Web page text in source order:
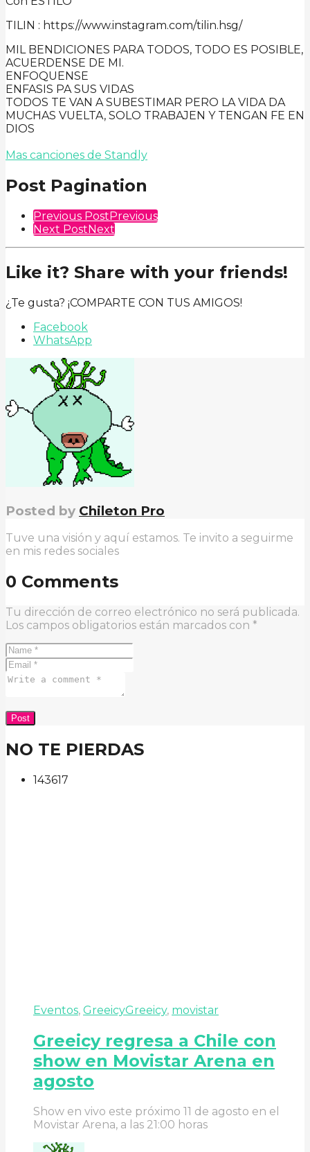
TILIN : https://www.instagram.com/tilin.hsg/
MIL BENDICIONES PARA TODOS, TODO ES POSIBLE,
ACUERDENSE DE MI.
ENFOQUENSE
ENFASIS PA SUS VIDAS
TODOS TE VAN A SUBESTIMAR PERO LA VIDA DA
MUCHAS VUELTA, SOLO TRABAJEN Y TENGAN FE EN
DIOS
Mas canciones de Standly
Post Pagination
Previous PostPrevious
Next PostNext
Like it? Share with your friends!
¿Te gusta? ¡COMPARTE CON TUS AMIGOS!
Facebook
WhatsApp
Posted by Chileton Pro
Tuve una visión y aquí estamos. Te invito a seguirme
en mis redes sociales
0 Comments
Tu dirección de correo electrónico no será publicada.
Los campos obligatorios están marcados con *
NO TE PIERDAS
143617
Eventos, GreeicyGreeicy, movistar
Greeicy regresa a Chile con
show en Movistar Arena en
agosto
Show en vivo este próximo 11 de agosto en el
Movistar Arena, a las 21:00 horas